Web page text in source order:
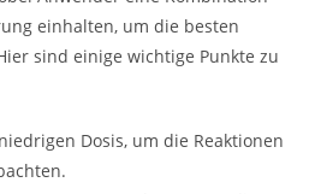
einhalten, um die besten
sind einige wichtige Punkte zu
Dosis, um die Reaktionen